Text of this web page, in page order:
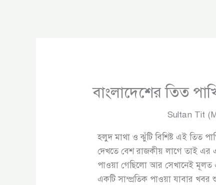
বাংলাদেশের তিত
Sultan Tit
হলুদ মাথা ও ঝুঁটি বিশিষ্ট এই তিত
দেখতে বেশ রাজকীয় লাগে তাই এর
পাওয়া গেছিলো আর সেখানেই মূলত
একটি সাম্প্রতিক পাওয়া যাবার খবর